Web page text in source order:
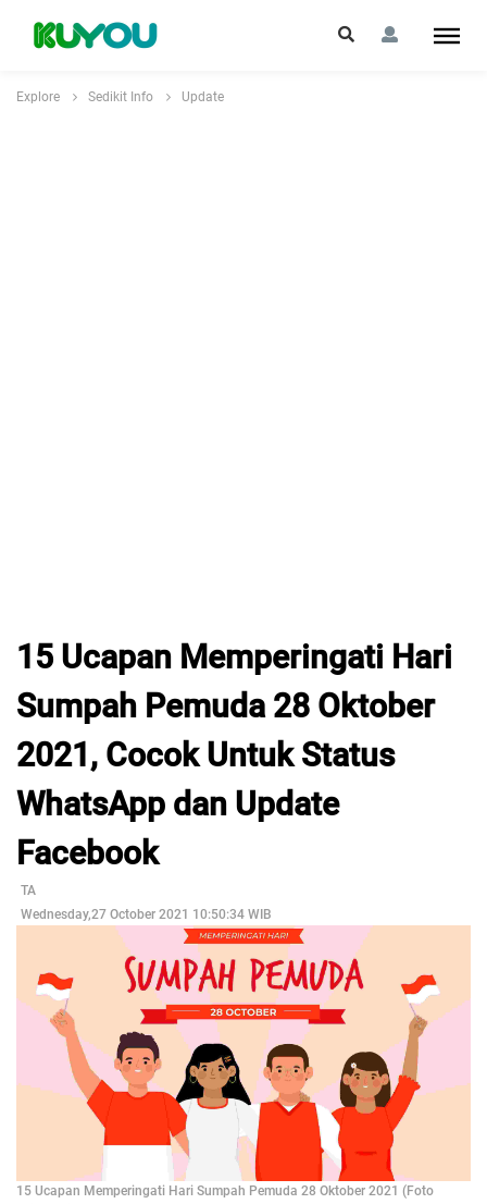
Explore Sedikit Info Update
15 Ucapan Memperingati Hari
Sumpah Pemuda 28 Oktober
2021, Cocok Untuk Status
WhatsApp dan Update
Facebook
TA
Wednesday,27 October 2021 10:50:34 WIB
15 Ucapan Memperingati Hari Sumpah Pemuda 28 Oktober 2021 (Foto